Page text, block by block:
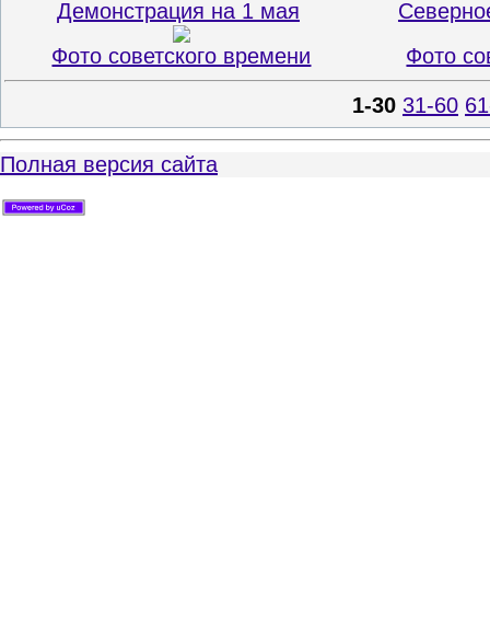
Демонстрация на 1 мая
Фото советского времени
Фото
1-30 31-60
Полная версия сайта